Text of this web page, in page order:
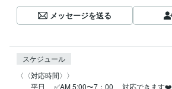
メッセージを送る
スケジュール
〈〈対応時間〉〉
平日 　✅AM 5:00〜7：00　 対応できます❤️